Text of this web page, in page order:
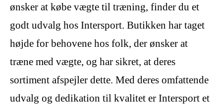
ønsker at købe vægte til træning, finder du et
godt udvalg hos Intersport. Butikken har taget
højde for behovene hos folk, der ønsker at
træne med vægte, og har sikret, at deres
sortiment afspejler dette. Med deres omfattende
udvalg og dedikation til kvalitet er Intersport et